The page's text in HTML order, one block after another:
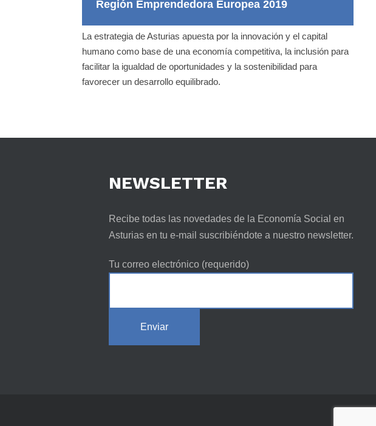
Región Emprendedora Europea 2019
La estrategia de Asturias apuesta por la innovación y el capital
humano como base de una economía competitiva, la inclusión para
facilitar la igualdad de oportunidades y la sostenibilidad para
favorecer un desarrollo equilibrado.
NEWSLETTER
Recibe todas las novedades de la Economía Social en
Asturias en tu e-mail suscribiéndote a nuestro newsletter.
Tu correo electrónico (requerido)